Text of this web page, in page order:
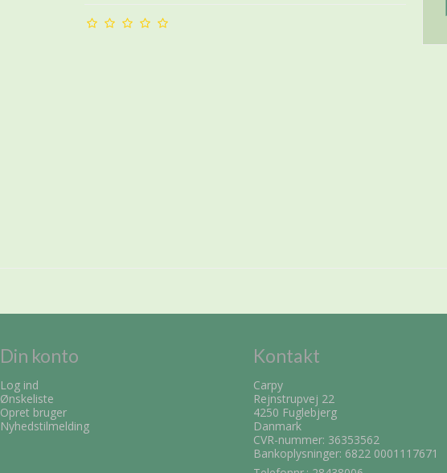
Din konto
Log ind
Ønskeliste
Opret bruger
Nyhedstilmelding
Kontakt
Carpy
Rejnstrupvej 22
4250 Fuglebjerg
Danmark
CVR-nummer: 36353562
Bankoplysninger: 6822 0001117671